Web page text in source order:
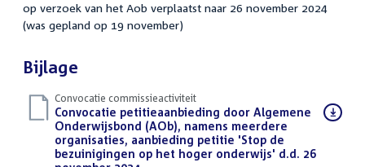
op verzoek van het Aob verplaatst naar 26 november 2024
(was gepland op 19 november)
Bijlage
Convocatie commissieactiviteit
Download
bestand:
Convocatie petitieaanbieding door Algemene
Onderwijsbond (AOb), namens meerdere
organisaties, aanbieding petitie 'Stop de
bezuinigingen op het hoger onderwijs' d.d. 26